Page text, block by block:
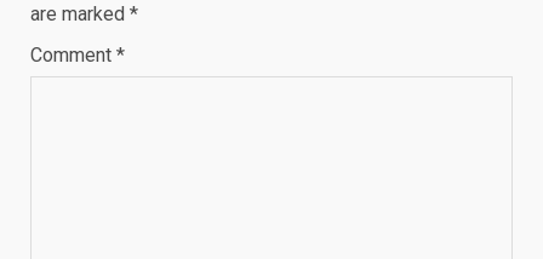
are marked *
Comment *